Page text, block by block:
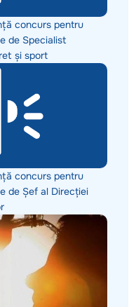
concurs pentru
de Specialist
și sport
concurs pentru
de Șef al Direcției